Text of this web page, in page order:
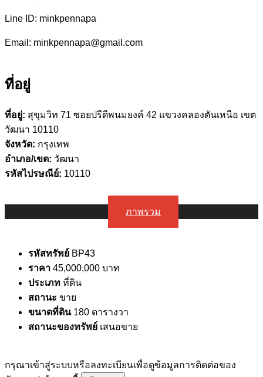
Line ID: minkpennapa
Email: minkpennapa@gmail.com
ที่อยู่
ที่อยู่: สุขุมวิท 71 ซอยปรีดีพนมยงค์ 42 แขวงคลองตันเหนือ เขต
วัฒนา 10110
จังหวัด: กรุงเทพ
อำเภอ/เขต: วัฒนา
รหัสไปรษณีย์: 10110
ภาพรวม
รหัสทรัพย์ BP43
ราคา 45,000,000 บาท
ประเภท ที่ดิน
สถานะ ขาย
ขนาดที่ดิน 180 ตารางวา
สถานะของทรัพย์ เสนอขาย
กรุณาเข้าสู่ระบบหรือลงทะเบียนเพื่อดูข้อมูลการติดต่อของ